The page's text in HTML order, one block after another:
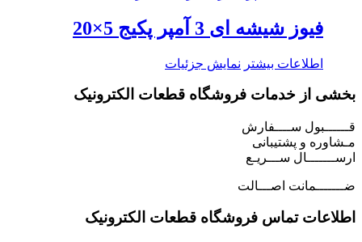
فیوز شیشه ای 3 آمپر پکیج 5×20
اطلاعات بیشتر نمایش جزئیات
بخشی از خدمات فروشگاه قطعات الکترونیک
قــــــبول ســــفارش
مـشاوره و پشتیبانی
ارســـــــال ســـریـع
ضـــــــمانت اصـــالت
اطلاعات تماس فروشگاه قطعات الکترونیک